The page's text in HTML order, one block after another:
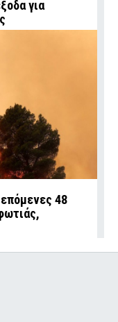
για
48